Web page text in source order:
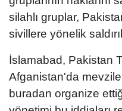
silahlı gruplar,
sivillere yönelik
İslamabad, Pakistan
Afganistan'da
buradan organize